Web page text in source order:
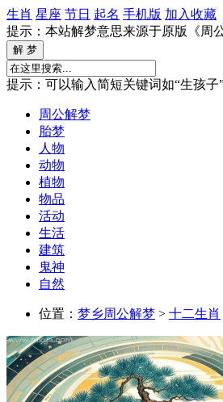
生肖 星座 节日 起名 手机版 加入收藏
提示：本站解梦意思来源于原版《周
提示：可以输入简短关键词如“生孩子
周公解梦
胎梦
人物
动物
植物
物品
活动
生活
建筑
鬼神
自然
位置： 梦乡周公解梦 > 十二生肖